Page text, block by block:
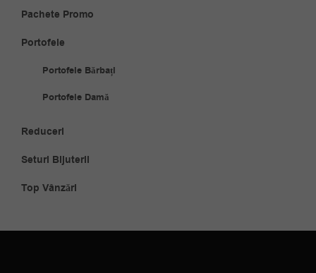
Pachete Promo
Portofele
Portofele Bărbați
Portofele Damă
Reduceri
Seturi Bijuterii
Top Vânzări